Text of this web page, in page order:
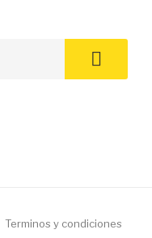
Terminos y condiciones